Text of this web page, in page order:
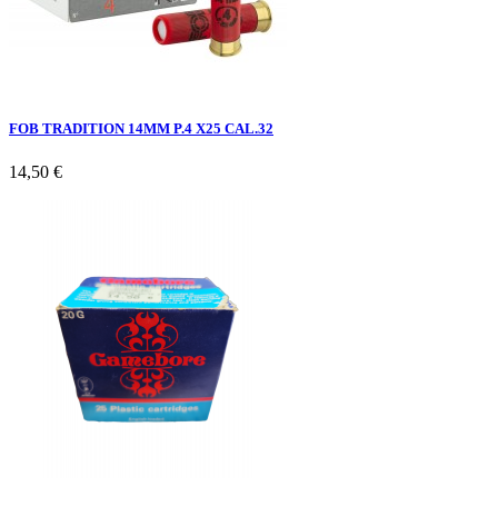
FOB TRADITION 14MM P.4 X25 CAL.32
14,50 €